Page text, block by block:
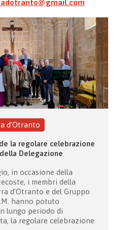
d’Otranto
la regolare celebrazione
Delegazione
in occasione della
i membri della
d’Otranto e del Gruppo
hanno potuto
lungo periodo di
la regolare celebrazione